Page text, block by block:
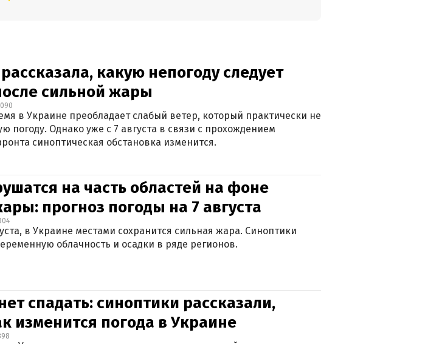
какую непогоду следует
сильной жары
в Украине преобладает слабый ветер, который практически не
погоду. Однако уже с 7 августа в связи с прохождением
синоптическая обстановка изменится.
на часть областей на фоне
прогноз погоды на 7 августа
в Украине местами сохранится сильная жара. Синоптики
облачность и осадки в ряде регионов.
спадать: синоптики рассказали,
изменится погода в Украине